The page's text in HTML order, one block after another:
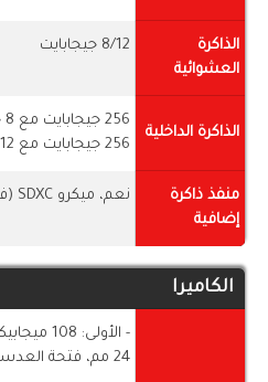
الذاكرة
العشوائية
8/12 جيجابايت
الذاكرة الداخلية
256 جيجابايت مع 8 جيجا رام
256 جيجابايت مع 12 جيجا رام
منفذ ذاكرة
إضافية
نعم، ميكرو SDXC (فتحة مخصصة)
الكاميرا
- الأولى: 108 ميجابيكسل
24 مم، فتحة العدسة f / 1.9، (عريضة)